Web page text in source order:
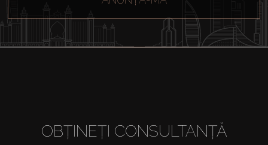
ÎnchiriațiOBȚINEȚI CONSULTANȚĂ